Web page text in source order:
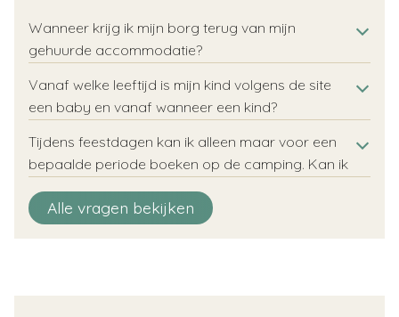
Wanneer krijg ik mijn borg terug van mijn
gehuurde accommodatie?
Vanaf welke leeftijd is mijn kind volgens de site
een baby en vanaf wanneer een kind?
Tijdens feestdagen kan ik alleen maar voor een
bepaalde periode boeken op de camping. Kan ik
Kan ik mijn eigen kampeerplaats/accommodatie
kiezen?
Is er een minimale verblijfsperiode?
Hoe reserveer ik meer dan één kampeerplek of
accommodatie?
Hoe kan ik mijn vakantie verlengen of verkorten?
Hoe kan ik een boeking maken?
Hoe betaal ik mijn vakantie?
Kan ik een annuleringsverzekering afsluiten?
Alle vragen bekijken